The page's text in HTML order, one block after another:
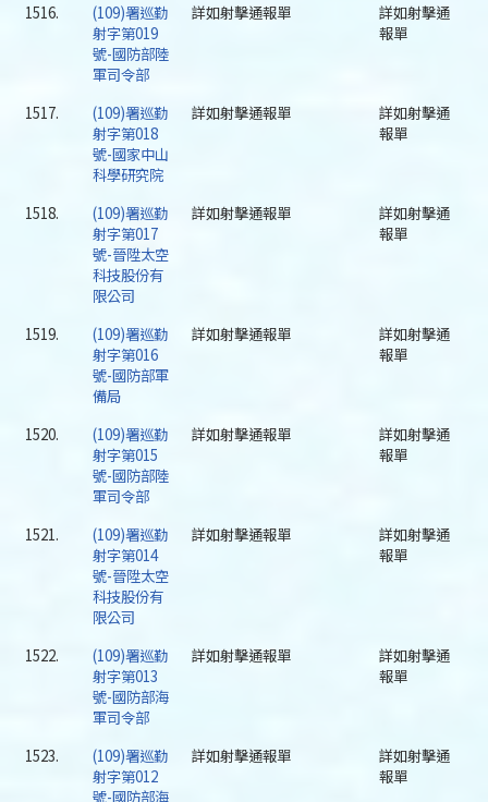
1516.
(109)署巡勤
射字第019
號-國防部陸
軍司令部
詳如射擊通報單
詳如射擊通
報單
1517.
(109)署巡勤
射字第018
號-國家中山
科學研究院
詳如射擊通報單
詳如射擊通
報單
1518.
(109)署巡勤
射字第017
號-晉陞太空
科技股份有
限公司
詳如射擊通報單
詳如射擊通
報單
1519.
(109)署巡勤
射字第016
號-國防部軍
備局
詳如射擊通報單
詳如射擊通
報單
1520.
(109)署巡勤
射字第015
號-國防部陸
軍司令部
詳如射擊通報單
詳如射擊通
報單
1521.
(109)署巡勤
射字第014
號-晉陞太空
科技股份有
限公司
詳如射擊通報單
詳如射擊通
報單
1522.
(109)署巡勤
射字第013
號-國防部海
軍司令部
詳如射擊通報單
詳如射擊通
報單
1523.
(109)署巡勤
射字第012
號-國防部海
詳如射擊通報單
詳如射擊通
報單